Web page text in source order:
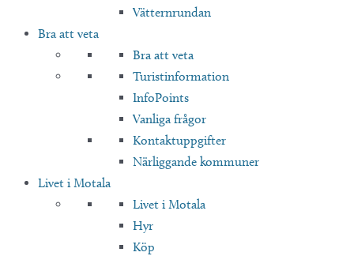
Vätternrundan
Bra att veta
Bra att veta
Turistinformation
InfoPoints
Vanliga frågor
Kontaktuppgifter
Närliggande kommuner
Livet i Motala
Livet i Motala
Hyr
Köp